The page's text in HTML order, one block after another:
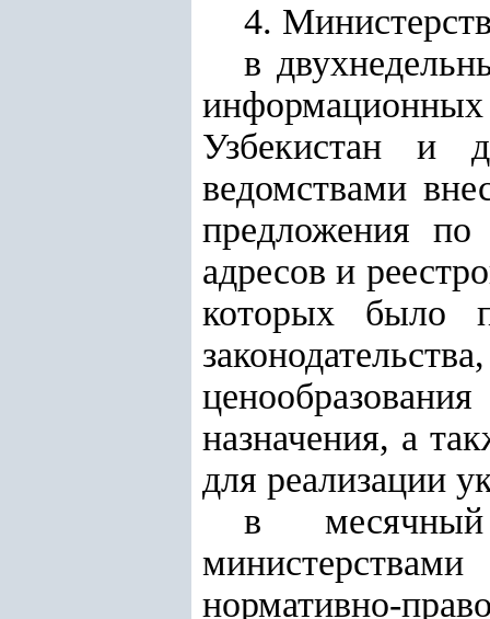
4.
в
Узбекистан и
ведомствами
предложения по
адресов и
которых было
назначения, а
для реализации
в
нормативно-